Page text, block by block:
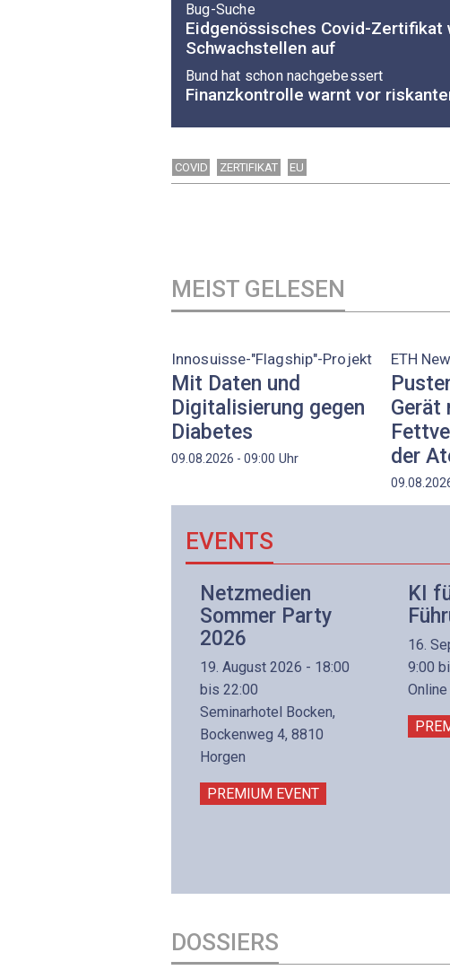
Bug-Suche
Eidgenössisches Covid-Zertifikat
Schwachstellen auf
Bund hat schon nachgebessert
Finanzkontrolle warnt vor
COVID ZERTIFIKAT EU
MEIST GELESEN
Innosuisse-"Flagship"-Projekt
Mit Daten und
Digitalisierung gegen
Diabetes
09.08.2026 - 09:00 Uhr
ETH
Gerät
der
EVENTS
Netzmedien
Sommer Party
2026
19. August 2026 - 18:00
bis 22:00
Seminarhotel Bocken,
Bockenweg 4, 8810
Horgen
PREMIUM EVENT
KI
16.
9:00
Online
DOSSIERS